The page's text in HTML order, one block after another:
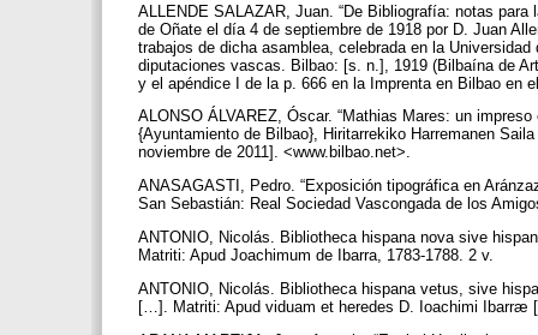
ALLENDE SALAZAR, Juan. “De Bibliografía: notas
de Oñate el día 4 de septiembre de 1918 por D. Juan
trabajos de dicha asamblea, celebrada en la
diputaciones vascas. Bilbao: [s. n.], 1919 (Bilbaína de
y el apéndice I de la p. 666 en la Imprenta en Bilbao en
ALONSO ÁLVAREZ, Óscar. “Mathias Mares: un
{Ayuntamiento de Bilbao}, Hiritarrekiko Harremanen
noviembre de 2011]. <www.bilbao.net>.
ANASAGASTI, Pedro. “Exposición tipográfica en
San Sebastián: Real Sociedad Vascongada de los
ANTONIO, Nicolás. Bibliotheca hispana nova sive
Matriti: Apud Joachimum de Ibarra, 1783-1788. 2 v.
ANTONIO, Nicolás. Bibliotheca hispana vetus, sive
[…]. Matriti: Apud viduam et heredes D. Ioachimi Ibarræ